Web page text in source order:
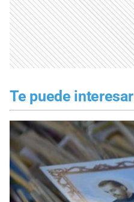
Te puede interesar